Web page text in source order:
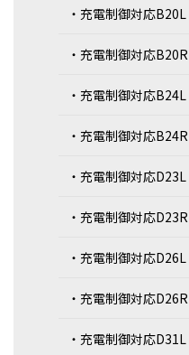
・充電制御対応B20L
・充電制御対応B20R
・充電制御対応B24L
・充電制御対応B24R
・充電制御対応D23L
・充電制御対応D23R
・充電制御対応D26L
・充電制御対応D26R
・充電制御対応D31L